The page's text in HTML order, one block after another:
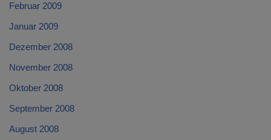
Februar 2009
Januar 2009
Dezember 2008
November 2008
Oktober 2008
September 2008
August 2008